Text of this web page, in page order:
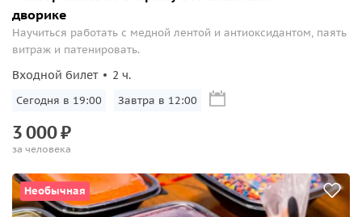
дворике
Научиться работать с медной лентой и антиоксидантом, паять
витраж и патенировать.
Входной билет 2 ч.
Сегодня в 19:00 Завтра в 12:00
3000₽
за человека
Необычная